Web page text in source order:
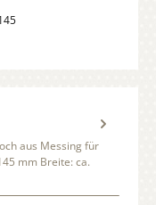
aus Messing für
mm Breite: ca.